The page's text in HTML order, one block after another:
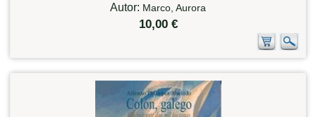
Autor: Marco, Aurora
10,00 €